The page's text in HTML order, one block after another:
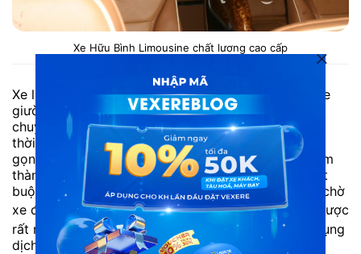
Xe Hữu Bình Limousine chất lương cao cấp
Xe limousine với kích thước nhỏ gọn hơn các loại xe
giường nằm trên thị trường. Nhờ đó thời gian di
chuyển sẽ nhanh hơn, dễ dàng hơn. Tiết kiệm được
thời gian cho hành khách. Cũng với kích thước nhỏ
gọn, dễ dàng chạy các tuyến đường trong trung tâm
thành phố đón khách. Hành khách không còn bị bắt
buộc ra bến xe để đi, chỉ cần đặt vé trực tuyến và chờ
xe đến đón.Đánh giá xe limousine Hữu Bìnhnhận được
rất nhiều phản hồi tích cực từ các khách hàng sử dụng
dịch vụ